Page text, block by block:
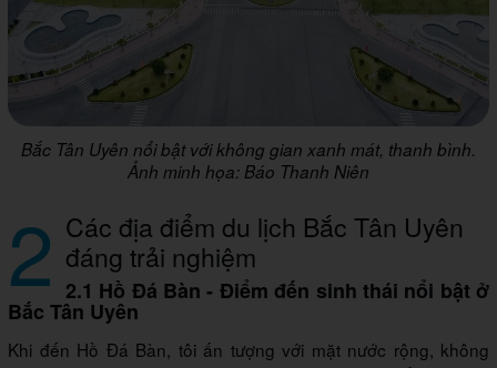
Bắc Tân Uyên nổi bật với không gian xanh mát, thanh bình.
Ảnh minh họa: Báo Thanh Niên
2 Các địa điểm du lịch Bắc Tân Uyên
đáng trải nghiệm
2.1 Hồ Đá Bàn - Điểm đến sinh thái nổi bật ở
Bắc Tân Uyên
Khi đến Hồ Đá Bàn, tôi ấn tượng với mặt nước rộng, không